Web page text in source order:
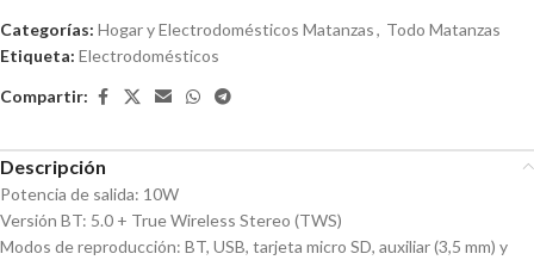
Categorías: Hogar y Electrodomésticos Matanzas, Todo Matanzas
Etiqueta: Electrodomésticos
Compartir:
Descripción
Potencia de salida: 10W
Versión BT: 5.0 + True Wireless Stereo (TWS)
Modos de reproducción: BT, USB, tarjeta micro SD, auxiliar (3,5 mm) y